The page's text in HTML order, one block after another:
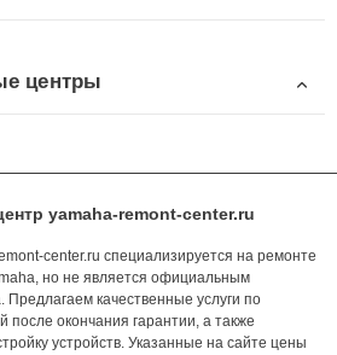
центры
yamaha-remont-center.ru
center.ru специализируется на ремонте
но не является официальным
качественные услуги по
после окончания гарантии, а также
устройств. Указанные на сайте цены